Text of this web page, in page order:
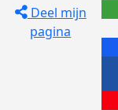
Deel mijn
pagina